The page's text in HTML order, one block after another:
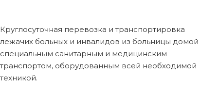
Круглосуточная перевозка и транспортировка
лежачих больных и инвалидов из больницы домой
специальным санитарным и медицинским
транспортом, оборудованным всей необходимой
техникой.